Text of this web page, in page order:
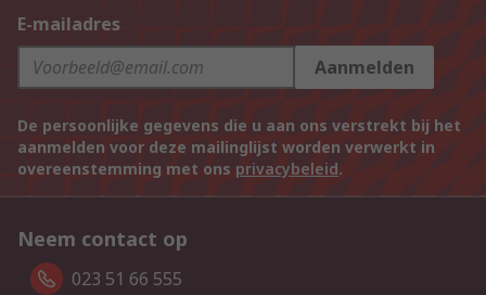
E-mailadres
Aanmelden
De persoonlijke gegevens die u aan ons verstrekt bij het
aanmelden voor deze mailinglijst worden verwerkt in
overeenstemming met ons privacybeleid.
Neem contact op
023 51 66 555